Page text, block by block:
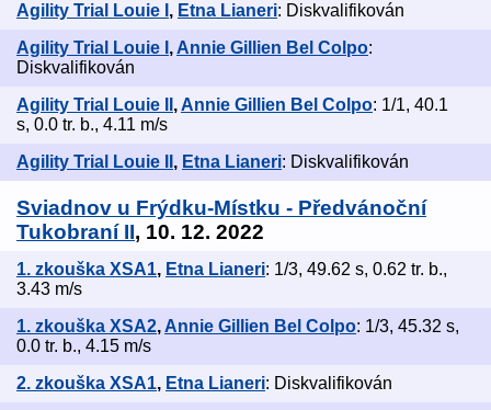
Agility Trial Louie I , Etna Lianeri: Diskvalifikován
Agility Trial Louie I , Annie Gillien Bel Colpo:
Diskvalifikován
Agility Trial Louie II ,Annie Gillien Bel Colpo: 1/1, 40.1
s, 0.0 tr. b., 4.11 m/s
Agility Trial Louie II , Etna Lianeri: Diskvalifikován
Sviadnov u Frýdku-Místku - Předvánoční
Tukobraní II, 10. 12. 2022
1. zkouška XSA1, Etna Lianeri: 1/3, 49.62 s, 0.62 tr. b.,
3.43 m/s
1. zkouška XSA2, Annie Gillien Bel Colpo: 1/3, 45.32 s,
0.0 tr. b., 4.15 m/s
2. zkouška XSA1, Etna Lianeri: Diskvalifikován